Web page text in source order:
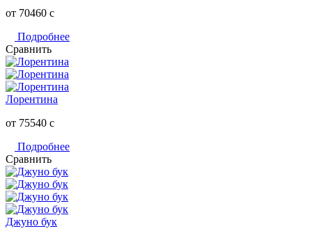
от 70460 c
Подробнее
Сравнить
Лорентина
от 75540 c
Подробнее
Сравнить
Джуно бук